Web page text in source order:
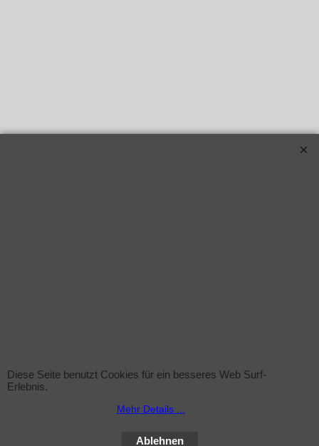
Diese Seite benutzt Cookies für ein besseres Web Surf-
Erlebnis.
Mehr Details ...
Ablehnen